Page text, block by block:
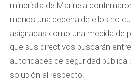
minorista de Marinela
menos una decena de ellos no
asignadas como una medida de
que sus directivos buscarán
autoridades de seguridad pública
solución al respecto.